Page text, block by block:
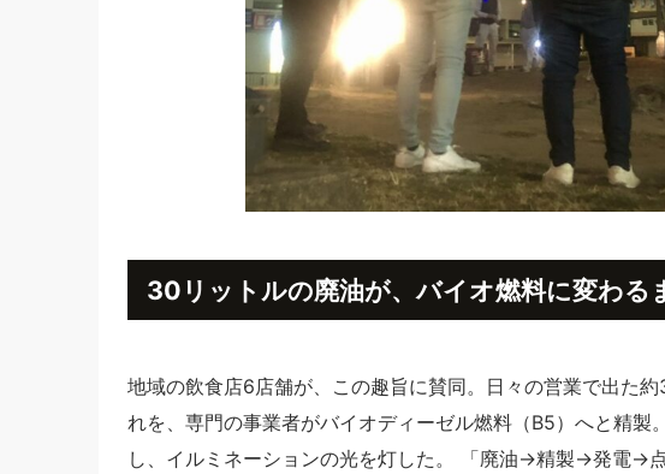
30リットルの廃油が、バイオ燃料に変わる
地域の飲食店6店舗が、この趣旨に賛同。日々の営業で出た
れを、専門の事業者がバイオディーゼル燃料（B5）へと精製
し、イルミネーションの光を灯した。 「廃油→精製→発電→